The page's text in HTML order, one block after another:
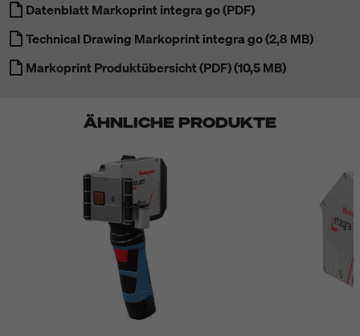
Datenblatt Markoprint integra go (PDF)
Technical Drawing Markoprint integra go (2,8 MB)
Markoprint Produktübersicht (PDF) (10,5 MB)
ÄHNLICHE PRODUKTE